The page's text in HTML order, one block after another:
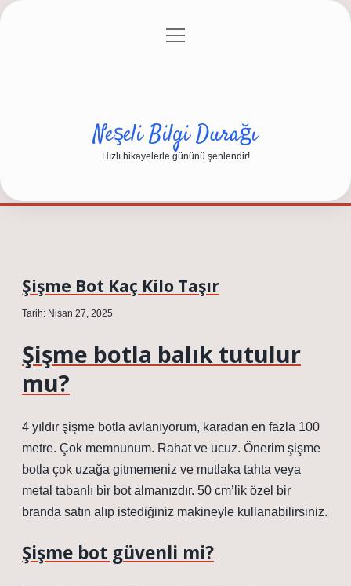
Gizlilik Politikası
menüyü
Neşeli Bilgi Durağı
Hızlı hikayelerle gününü şenlendir!
Şişme Bot Kaç Kilo Taşır
Tarih: Nisan 27, 2025
Şişme botla balık tutulur
mu?
4 yıldır şişme botla avlanıyorum, karadan en fazla 100
metre. Çok memnunum. Rahat ve ucuz. Önerim şişme
botla çok uzağa gitmemeniz ve mutlaka tahta veya
metal tabanlı bir bot almanızdır. 50 cm’lik özel bir
branda satın alıp istediğiniz makineyle kullanabilirsiniz.
Şişme bot güvenli mi?